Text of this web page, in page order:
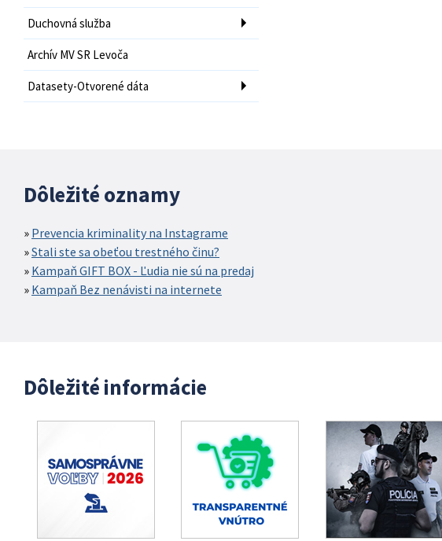
Duchovná služba
Archív MV SR Levoča
Datasety-Otvorené dáta
Dôležité oznamy
Prevencia kriminality na Instagrame
Stali ste sa obeťou trestného činu?
Kampaň GIFT BOX - Ľudia nie sú na predaj
Kampaň Bez nenávisti na internete
Dôležité informácie